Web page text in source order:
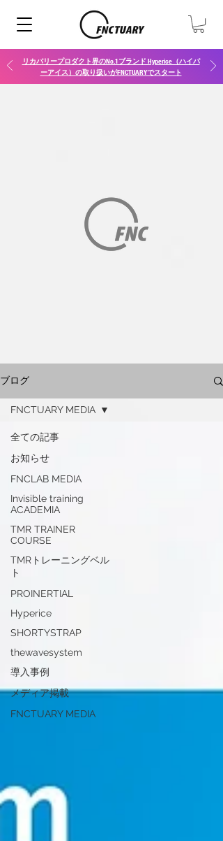
リカバリープロダクト界のNo.1ブランド Hyperice（ハイパ
ーアイス）の取り扱いがFNCTUARYでスタート
ブログ
全ての記事
お知らせ
FNCLAB MEDIA
Invisible training
ACADEMIA
TMR TRAINER
COURSE
TMRトレーニングベル
ト
PROINERTIAL
Hyperice
SHORTYSTRAP
thewavesystem
導入事例
メディア掲載
FNCTUARY MEDIA
FNCTUARY MEDIA